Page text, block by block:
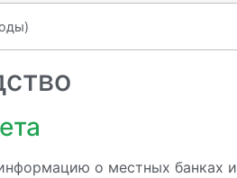
о местных банках